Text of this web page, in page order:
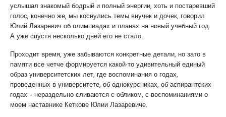
услышал знакомый бодрый и полный энергии, хоть и постаревший
голос; конечно же, мы коснулись темы внучек и дочек, говорил
Юлий Лазаревич об олимпиадах и планах на новый учебный год.
А уже спустя несколько дней его не стало…
Проходит время, уже забываются конкретные детали, но зато в
памяти все четче формируется какой-то удивительный единый
образ университетских лет, где воспоминания о годах,
проведенных в университете, об однокурсниках, об аспирантских
годах – нераздельно сливаются с обликом, с воспоминаниями о
моем наставнике Кеткове Юлии Лазаревиче.